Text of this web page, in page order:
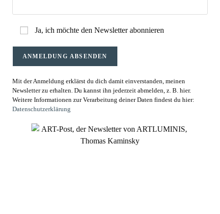
Ja, ich möchte den Newsletter abonnieren
Mit der Anmeldung erklärst du dich damit einverstanden, meinen
Newsletter zu erhalten. Du kannst ihn jederzeit abmelden, z. B. hier.
Weitere Informationen zur Verarbeitung deiner Daten findest du hier:
Datenschutzerklärung